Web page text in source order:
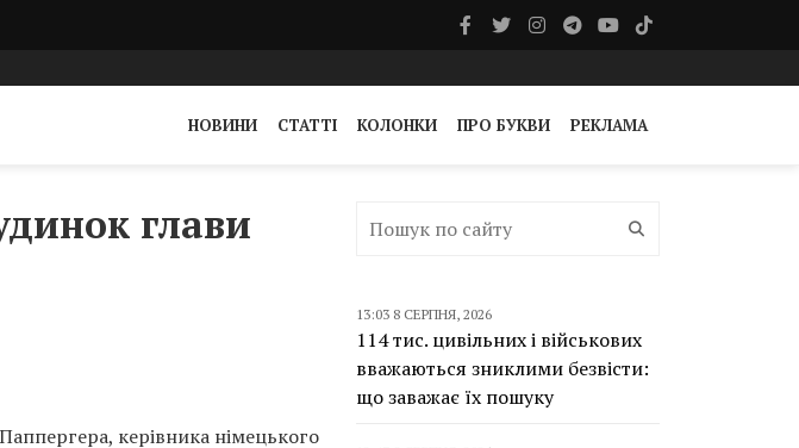
НОВИНИ СТАТТІ КОЛОНКИ ПРО БУКВИ РЕКЛАМА
глави
керівника німецького
13:03 8 СЕРПНЯ, 2026
114 тис. цивільних і військових
вважаються зниклими безвісти:
що заважає їх пошуку